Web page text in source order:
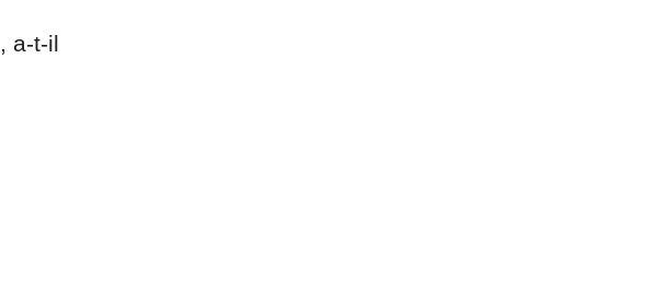
, a-t-il